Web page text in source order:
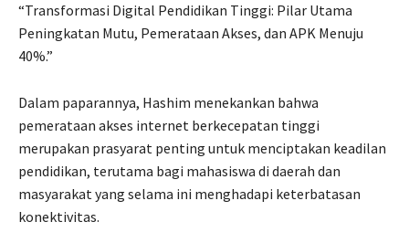
“Transformasi Digital Pendidikan Tinggi: Pilar Utama
Peningkatan Mutu, Pemerataan Akses, dan APK Menuju
40%.”
Dalam paparannya, Hashim menekankan bahwa
pemerataan akses internet berkecepatan tinggi
merupakan prasyarat penting untuk menciptakan keadilan
pendidikan, terutama bagi mahasiswa di daerah dan
masyarakat yang selama ini menghadapi keterbatasan
konektivitas.